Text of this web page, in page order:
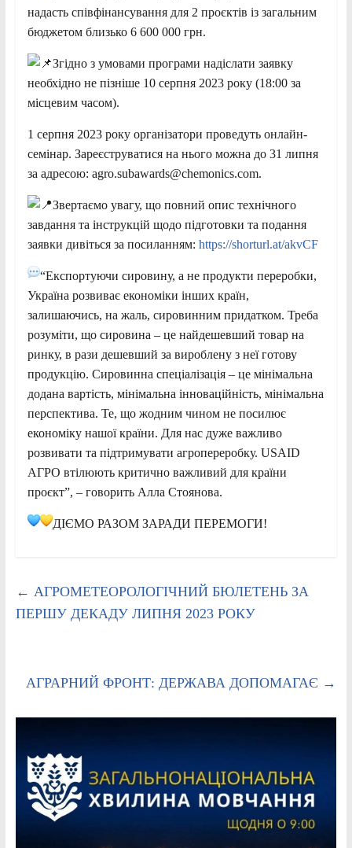
надасть співфінансування для 2 проєктів із загальним
бюджетом близько 6 600 000 грн.
Згідно з умовами програми надіслати заявку
необхідно не пізніше 10 серпня 2023 року (18:00 за
місцевим часом).
1 серпня 2023 року організатори проведуть онлайн-
семінар. Зареєструватися на нього можна до 31 липня
за адресою: agro.subawards@chemonics.com.
Звертаємо увагу, що повний опис технічного
завдання та інструкцій щодо підготовки та подання
заявки дивіться за посиланням: https://shorturl.at/akvCF
“Експортуючи сировину, а не продукти переробки,
Україна розвиває економіки інших країн,
залишаючись, на жаль, сировинним придатком. Треба
розуміти, що сировина – це найдешевший товар на
ринку, в рази дешевший за вироблену з неї готову
продукцію. Сировинна спеціалізація – це мінімальна
додана вартість, мінімальна інноваційність, мінімальна
перспектива. Те, що жодним чином не посилює
економіку нашої країни. Для нас дуже важливо
розвивати та підтримувати агропереробку. USAID
АГРО втілюють критично важливий для країни
проєкт”, – говорить Алла Стоянова.
ДІЄМО РАЗОМ ЗАРАДИ ПЕРЕМОГИ!
← АГРОМЕТЕОРОЛОГІЧНИЙ БЮЛЕТЕНЬ ЗА
ПЕРШУ ДЕКАДУ ЛИПНЯ 2023 РОКУ
АГРАРНИЙ ФРОНТ: ДЕРЖАВА ДОПОМАГАЄ →